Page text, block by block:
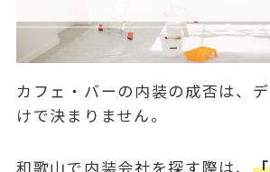
カフェ・バーの内装の成否は、
けで決まりません。
和歌山で内装会社を探す際は、